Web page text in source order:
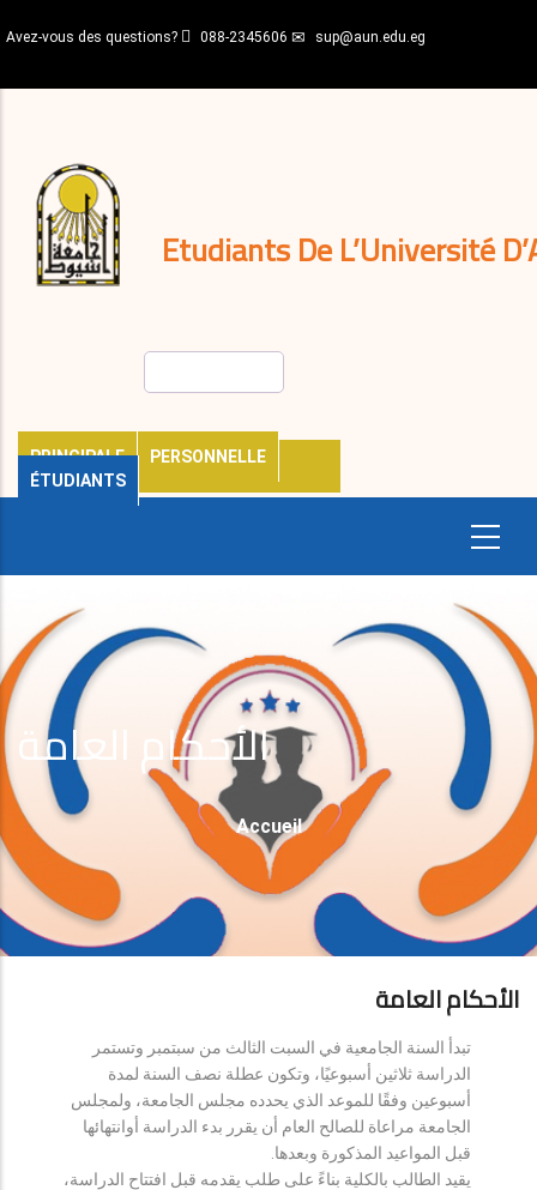
au
principal
Avez-vous des questions? 088-2345606 sup@aun.edu.eg
Etudiants De L’Université
PRINCIPALE
PERSONNELLE
ÉTUDIANTS
décisions
Expatriés
Journal
الأحكام العامة
Fil
D'Ariane
Accueil
الأحكام العامة
تبدأ السنة الجامعية في السبت الثالث من سبتمبر وتستمر
الدراسة ثلاثين أسبوعيًا، وتكون عطلة نصف السنة لمدة
أسبوعين وفقًا للموعد الذي يحدده مجلس الجامعة، ولمجلس
الجامعة مراعاة للصالح العام أن يقرر بدء الدراسة أوانتهائها
قبل المواعيد المذكورة وبعدها.
يقيد الطالب بالكلية بناءً على طلب يقدمه قبل افتتاح الدراسة،